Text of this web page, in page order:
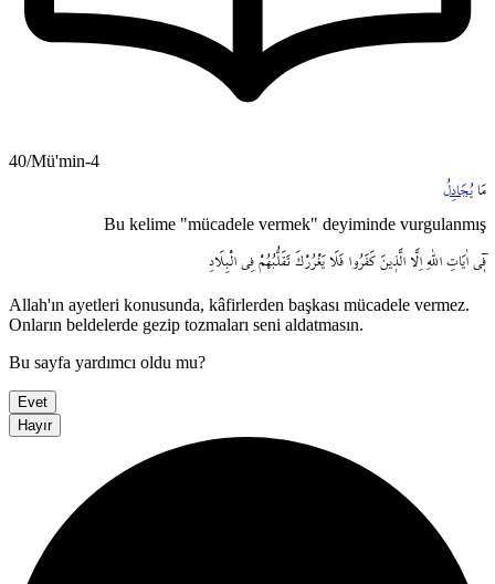
40/Mü'min-4
مَا يُجَادِلُ
Bu kelime "mücadele vermek" deyiminde vurgulanmış
ف۪ٓي
اٰيَاتِ اللّٰهِ اِلَّا الَّذ۪ينَ كَفَرُوا فَلَا يَغْرُرْكَ تَقَلُّبُهُمْ فِي الْبِلَادِ
Allah'ın ayetleri konusunda, kâfirlerden başkası mücadele vermez.
Onların beldelerde gezip tozmaları seni aldatmasın.
Bu sayfa yardımcı oldu mu?
Evet
Hayır